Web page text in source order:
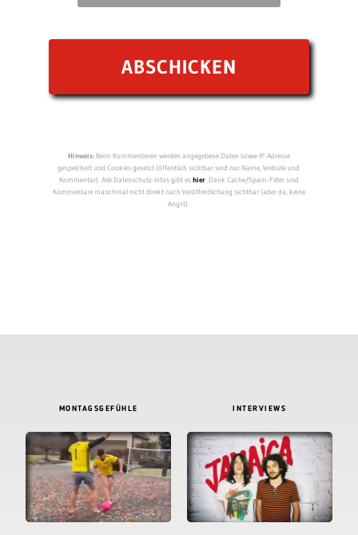
Hinweis:Beim Kommentieren werden angegebene Daten sowie IP-Adresse
gespeichert und Cookies gesetzt (öffentlich sichtbar sind nur Name, Website und
Kommentar). Alle Datenschutz-Infos gibt eshier. Dank Cache/Spam-Filter sind
Kommentare manchmal nicht direkt nach Veröffentlichung sichtbar (aber da, keine
Angst).
MONTAGSGEFÜHLE INTERVIEWS